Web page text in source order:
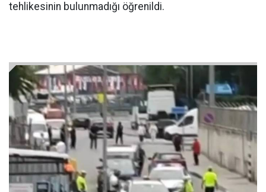
tehlikesinin bulunmadığı öğrenildi.